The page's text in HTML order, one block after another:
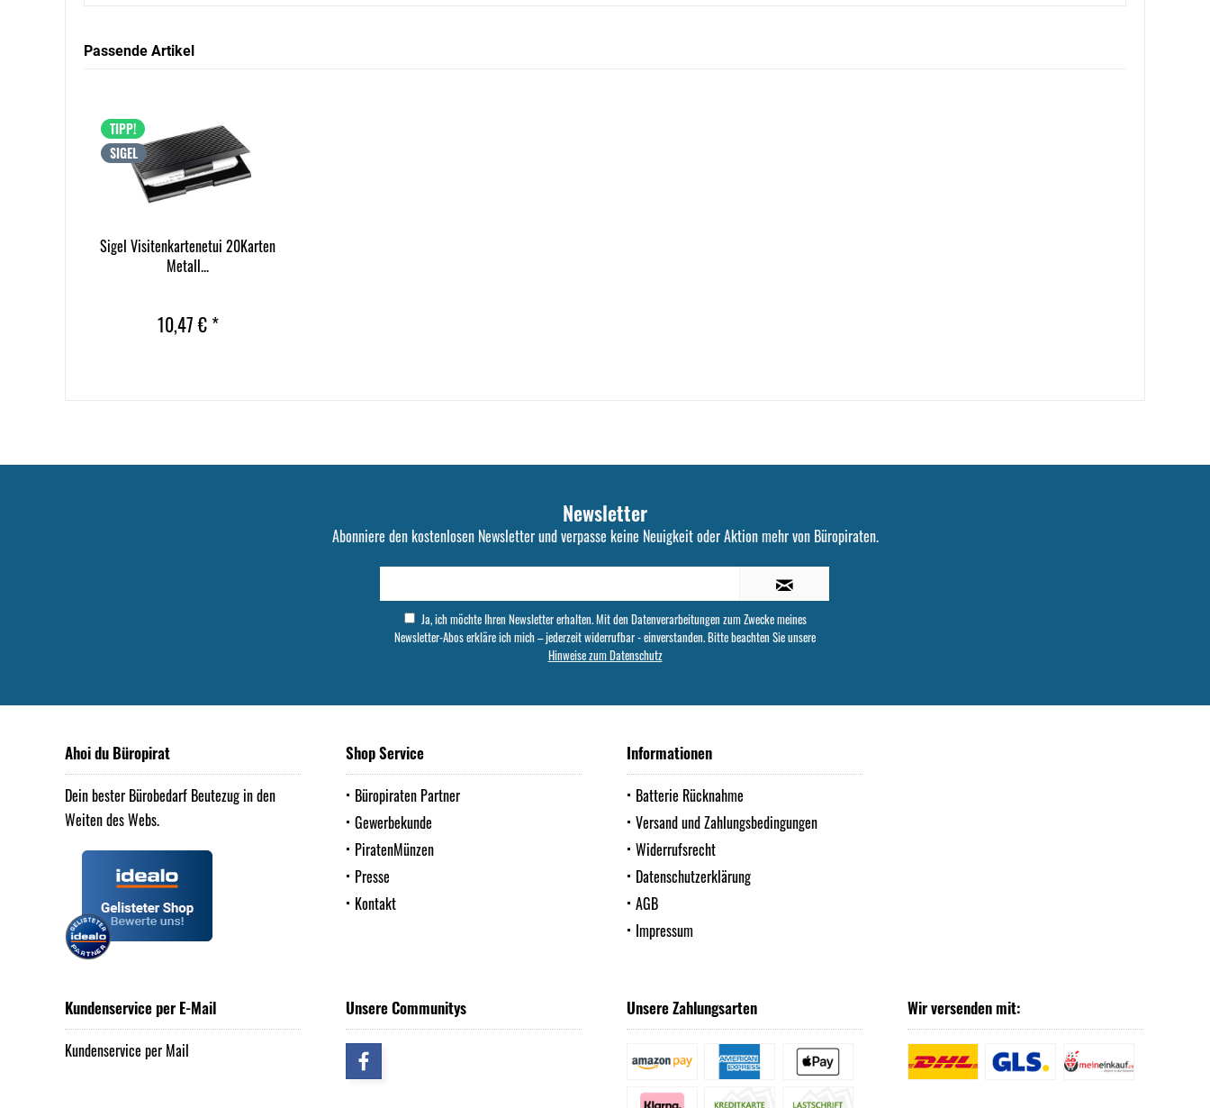
Passende Artikel
TIPP!
SIGEL
Sigel Visitenkartenetui 20Karten
Metall...
10,47 € *
Newsletter
Abonniere den kostenlosen Newsletter und verpasse keine Neuigkeit oder Aktion mehr von Büropiraten.
Ja, ich möchte Ihren Newsletter erhalten. Mit den Datenverarbeitungen zum Zwecke meines
Newsletter-Abos erkläre ich mich – jederzeit widerrufbar - einverstanden. Bitte beachten Sie unsere
Hinweise zum Datenschutz
Ahoi du Büropirat
Dein bester Bürobedarf Beutezug in den
Weiten des Webs.
Shop Service
Büropiraten Partner
Gewerbekunde
PiratenMünzen
Presse
Kontakt
Informationen
Batterie Rücknahme
Versand und Zahlungsbedingungen
Widerrufsrecht
Datenschutzerklärung
AGB
Impressum
Kundenservice per E-Mail
Kundenservice per Mail
Unsere Communitys Unsere Zahlungsarten Wir versenden mit: